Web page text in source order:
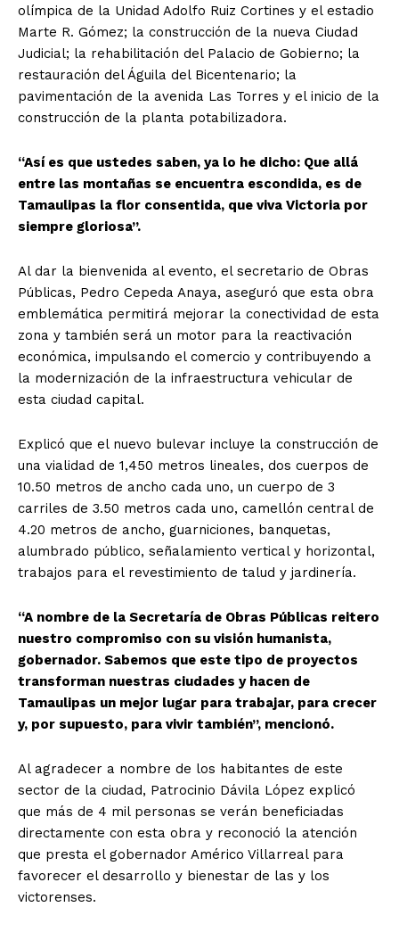
olímpica de la Unidad Adolfo Ruiz Cortines y el estadio
Marte R. Gómez; la construcción de la nueva Ciudad
Judicial; la rehabilitación del Palacio de Gobierno; la
restauración del Águila del Bicentenario; la
pavimentación de la avenida Las Torres y el inicio de la
construcción de la planta potabilizadora.
“Así es que ustedes saben, ya lo he dicho: Que allá
entre las montañas se encuentra escondida, es de
Tamaulipas la flor consentida, que viva Victoria por
siempre gloriosa”.
Al dar la bienvenida al evento, el secretario de Obras
Públicas, Pedro Cepeda Anaya, aseguró que esta obra
emblemática permitirá mejorar la conectividad de esta
zona y también será un motor para la reactivación
económica, impulsando el comercio y contribuyendo a
la modernización de la infraestructura vehicular de
esta ciudad capital.
Explicó que el nuevo bulevar incluye la construcción de
una vialidad de 1,450 metros lineales, dos cuerpos de
10.50 metros de ancho cada uno, un cuerpo de 3
carriles de 3.50 metros cada uno, camellón central de
4.20 metros de ancho, guarniciones, banquetas,
alumbrado público, señalamiento vertical y horizontal,
trabajos para el revestimiento de talud y jardinería.
“A nombre de la Secretaría de Obras Públicas reitero
nuestro compromiso con su visión humanista,
gobernador. Sabemos que este tipo de proyectos
transforman nuestras ciudades y hacen de
Tamaulipas un mejor lugar para trabajar, para crecer
y, por supuesto, para vivir también”, mencionó.
Al agradecer a nombre de los habitantes de este
sector de la ciudad, Patrocinio Dávila López explicó
que más de 4 mil personas se verán beneficiadas
directamente con esta obra y reconoció la atención
que presta el gobernador Américo Villarreal para
favorecer el desarrollo y bienestar de las y los
victorenses.